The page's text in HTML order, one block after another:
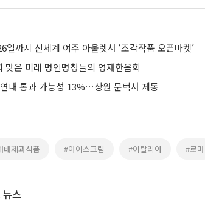
일까지 신세계 여주 아울렛서 ‘조각작품 오픈마켓’
맞은 미래 명인명창들의 영재한음회
내 통과 가능성 13%…상원 문턱서 제동
태제과식품 #아이스크림 #이탈리아 #로마
스